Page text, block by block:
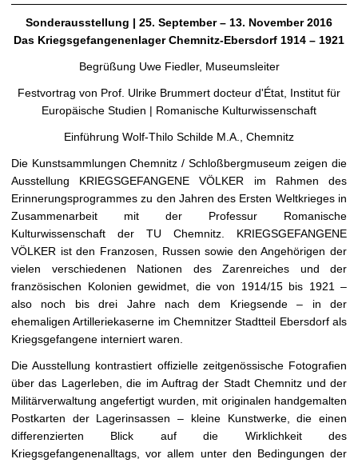
Sonderausstellung | 25. September – 13. November 2016
Das Kriegsgefangenenlager Chemnitz-Ebersdorf 1914 – 1921
Begrüßung Uwe Fiedler, Museumsleiter
Festvortrag von Prof. Ulrike Brummert docteur d'État, Institut für
Europäische Studien | Romanische Kulturwissenschaft
Einführung Wolf-Thilo Schilde M.A., Chemnitz
Die Kunstsammlungen Chemnitz / Schloßbergmuseum zeigen die
Ausstellung KRIEGSGEFANGENE VÖLKER im Rahmen des
Erinnerungsprogrammes zu den Jahren des Ersten Weltkrieges in
Zusammenarbeit mit der Professur Romanische
Kulturwissenschaft der TU Chemnitz. KRIEGSGEFANGENE
VÖLKER ist den Franzosen, Russen sowie den Angehörigen der
vielen verschiedenen Nationen des Zarenreiches und der
französischen Kolonien gewidmet, die von 1914/15 bis 1921 –
also noch bis drei Jahre nach dem Kriegsende – in der
ehemaligen Artilleriekaserne im Chemnitzer Stadtteil Ebersdorf als
Kriegsgefangene interniert waren.
Die Ausstellung kontrastiert offizielle zeitgenössische Fotografien
über das Lagerleben, die im Auftrag der Stadt Chemnitz und der
Militärverwaltung angefertigt wurden, mit originalen handgemalten
Postkarten der Lagerinsassen – kleine Kunstwerke, die einen
differenzierten Blick auf die Wirklichkeit des
Kriegsgefangenenalltags, vor allem unter den Bedingungen der